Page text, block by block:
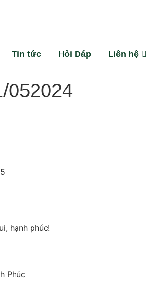
Tin tức Hỏi Đáp Liên hệ
052024
hạnh phúc!
Phúc